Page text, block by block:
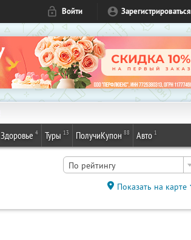
Войти Зарегистрироваться
Здоровье 4 Туры 13 ПолучиКупон 88 Авто 1
По рейтингу
Показать на карте